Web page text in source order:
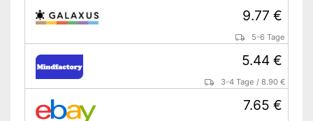
9.77 €
5-6 Tage
5.44 €
3-4 Tage /8.90 €
7.65 €